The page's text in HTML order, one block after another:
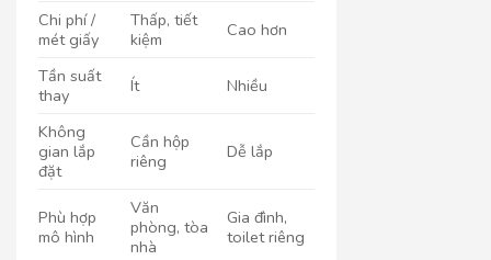
Chi phí /
mét giấy
Thấp, tiết
kiệm
Cao hơn
Tần suất
thay
Ít Nhiều
Không
gian lắp
đặt
Cần hộp
riêng
Dễ lắp
Phù hợp
mô hình
Văn
phòng, tòa
nhà
Gia đình,
toilet riêng